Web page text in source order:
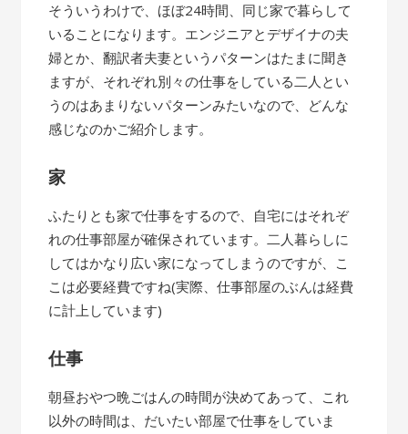
そういうわけで、ほぼ24時間、同じ家で暮らして
いることになります。エンジニアとデザイナの夫
婦とか、翻訳者夫妻というパターンはたまに聞き
ますが、それぞれ別々の仕事をしている二人とい
うのはあまりないパターンみたいなので、どんな
感じなのかご紹介します。
家
ふたりとも家で仕事をするので、自宅にはそれぞ
れの仕事部屋が確保されています。二人暮らしに
してはかなり広い家になってしまうのですが、こ
こは必要経費ですね(実際、仕事部屋のぶんは経費
に計上しています)
仕事
朝昼おやつ晩ごはんの時間が決めてあって、これ
以外の時間は、だいたい部屋で仕事をしていま